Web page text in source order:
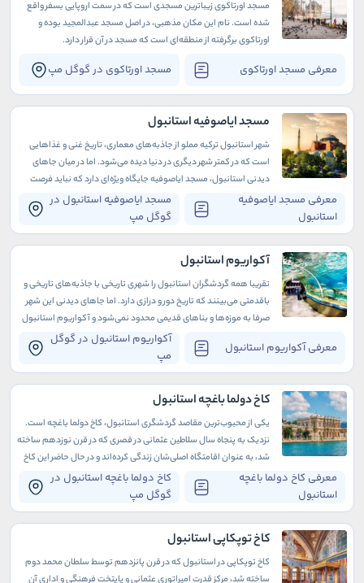
معرفی مسجد اورتاکوی مسجد اورتاکوی در گوگل مپ
مسجد اورتاکوی زیباترین مسجدی است که در سمت اروپایی بسفر واقع
شده است. نام این مکان مذهبی، در اصل مسجد عبدالمجید بوده و
اورتاکوی برگرفته از منطقه‌ای است که مسجد در آن قرار دارد.
مسجد ایاصوفیه استانبول
معرفی مسجد ایاصوفیه
استانبول
مسجد ایاصوفیه استانبول در
گوگل مپ
شهر استانبول ترکیه مملو از جاذبه‌های معماری، تاریخ غنی و غذاهایی
است که در کمتر شهر دیگری در دنیا دیده می‌شود. اما در میان جاهای
دیدنی استانبول، مسجد ایاصوفیه جایگاه ویژه‌ای دارد که نباید فرصت
بازدید از آن را در سفر به این گوشه از دنیا از دست بدهید.
آکواریوم استانبول
معرفی آکواریوم استانبول
آکواریوم استانبول در گوگل
مپ
تقریبا همه گردشگران استانبول را شهری تاریخی با جاذبه‌های تاریخی و
باقدمتی می‌بینند که تاریخ دور و درازی دارد. اما جاهای دیدنی این شهر
صرفا به موزه‌ها و بناهای قدیمی محدود نمی‌شود و آکواریوم استانبول
کاخ دولما باغچه استانبول
معرفی کاخ دولما باغچه
استانبول
کاخ دولما باغچه استانبول در
گوگل مپ
یکی از محبوب‌ترین مقاصد گردشگری استانبول، کاخ دولما باغچه است.
نزدیک به پنجاه سال سلاطین عثمانی در قصری که در قرن نوزدهم ساخته
شد، به عنوان اقامتگاه اصلی‌شان زندگی کرده‌اند و در حال حاضر این کاخ
به عنوان موزه در دسترس عموم قرار دارد.
کاخ توپکاپی استانبول
کاخ توپکاپی در استانبول که در قرن پانزدهم توسط سلطان محمد دوم
ساخته شد، مرکز قدرت امپراتوری عثمانی و پایتخت فرهنگی و اداری آن